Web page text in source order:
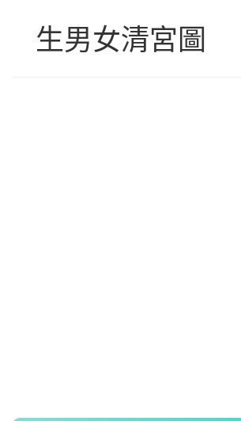
生男女清宮圖